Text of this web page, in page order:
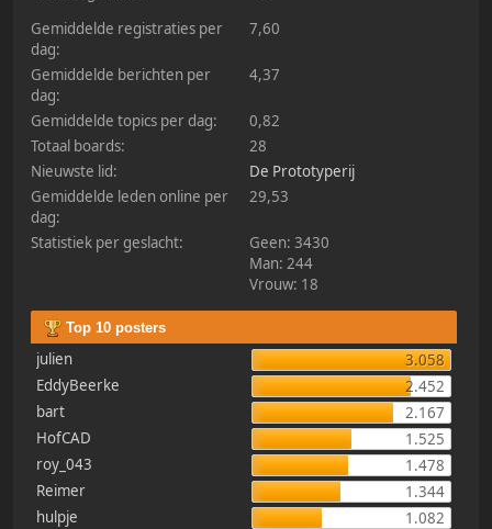
Gemiddelde registraties per
dag:
7,60
Gemiddelde berichten per
dag:
4,37
Gemiddelde topics per dag:
0,82
Totaal boards:
28
Nieuwste lid:
De Prototyperij
Gemiddelde leden online per
dag:
29,53
Statistiek per geslacht:
Geen: 3430
Man: 244
Vrouw: 18
Top 10 posters
julien
3.058
EddyBeerke
2.452
bart
2.167
HofCAD
1.525
roy_043
1.478
Reimer
1.344
hulpje
1.082